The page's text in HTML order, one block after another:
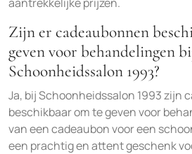
Zijn er cadeaubonnen
geven voor behandelingen
Schoonheidssalon 1993?
Ja, bij Schoonheidssalon 1993 zijn
beschikbaar om te geven voor
van een cadeaubon voor een
een prachtig en attent geschenk